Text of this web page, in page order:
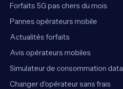
Forfaits 5G pas chers du mois
Pannes opérateurs mobile
Actualités forfaits
Avis opérateurs mobiles
Simulateur de consommation data
Changer d'opérateur sans frais